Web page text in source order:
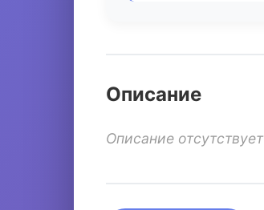
Описание
Описание отсутствует